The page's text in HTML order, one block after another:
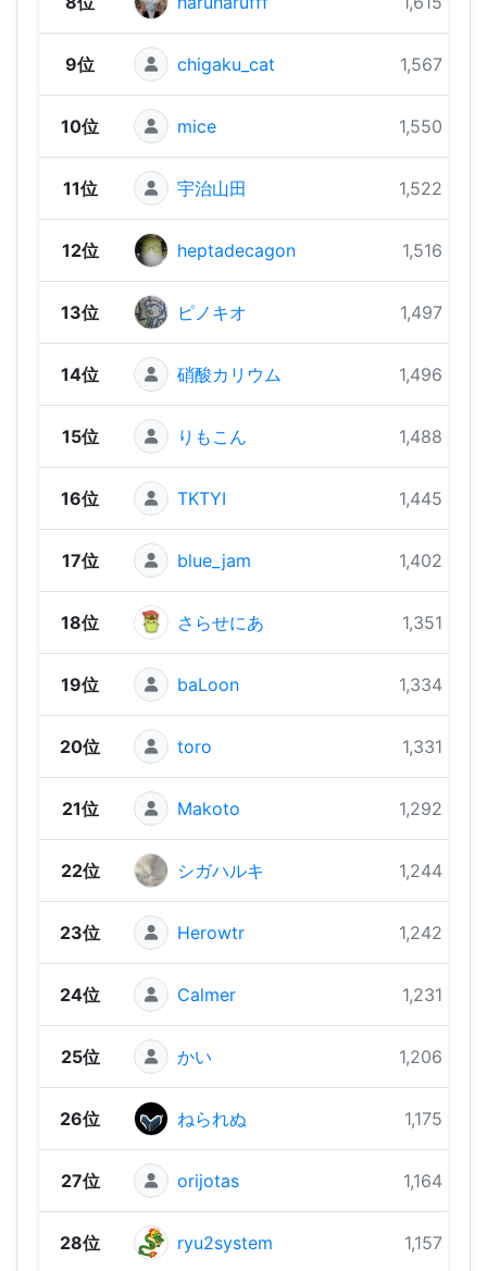
9位 chigaku_cat 1,567 pts
10位 mice 1,550 pts
11位 宇治山田 1,522 pts
12位 heptadecagon 1,516 pts
13位 ピノキオ 1,497 pts
14位 硝酸カリウム 1,496 pts
15位 りもこん 1,488 pts
16位 TKTYI 1,445 pts
17位 blue_jam 1,402 pts
18位 さらせにあ 1,351 pts
19位 baLoon 1,334 pts
20位 toro 1,331 pts
21位 Makoto 1,292 pts
22位 シガハルキ 1,244 pts
23位 Herowtr 1,242 pts
24位 Calmer 1,231 pts
25位 かい 1,206 pts
26位 ねられぬ 1,175 pts
27位 orijotas 1,164 pts
28位 ryu2system 1,157 pts